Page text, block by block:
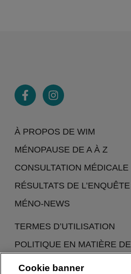
À PROPOS DE WIM
MÉNOPAUSE DE A À Z
CONSULTATION MÉDICALE
RÉSULTATS DE L’ENQUÊTE
MÉNO-NEWS
TERMES D’UTILISATION
POLITIQUE EN MATIÈRE DE
Cookie banner